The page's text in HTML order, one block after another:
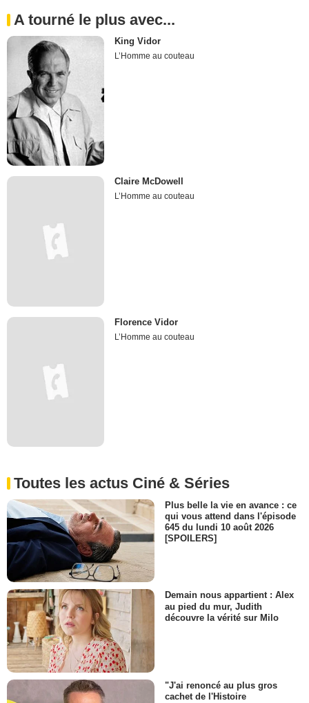
A tourné le plus avec...
King Vidor
L’Homme au couteau
Claire McDowell
L’Homme au couteau
Florence Vidor
L’Homme au couteau
Toutes les actus Ciné & Séries
Plus belle la vie en avance : ce
qui vous attend dans l'épisode
645 du lundi 10 août 2026
[SPOILERS]
Demain nous appartient : Alex
au pied du mur, Judith
découvre la vérité sur Milo
"J'ai renoncé au plus gros
cachet de l'Histoire